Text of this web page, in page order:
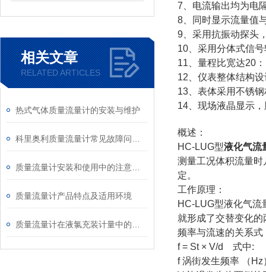
相关文章
RELATED ARTICLES
热式气体质量流量计的安装与维护
质量流量计产品特点及适用环境
7、电流输出均为电
8、同时显示流量值
9、采用抗振动探头
10、采用分体式信
11、量程比宽达20
12、仪表整体结构
13、表体采用不锈
14、现场液晶显示
概述：
HC-LUG型液化气流
测量工况体积流量
定。
工作原理：
HC-LUG型液化气
就形成了交替变化
频率与流速的关系式
f = St × V/d 式中:
f 涡街发生频率 （Hz